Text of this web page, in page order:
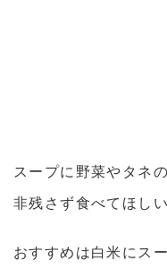
スープに野菜やタネ
非残さず食べてほし
おすすめは白米にス